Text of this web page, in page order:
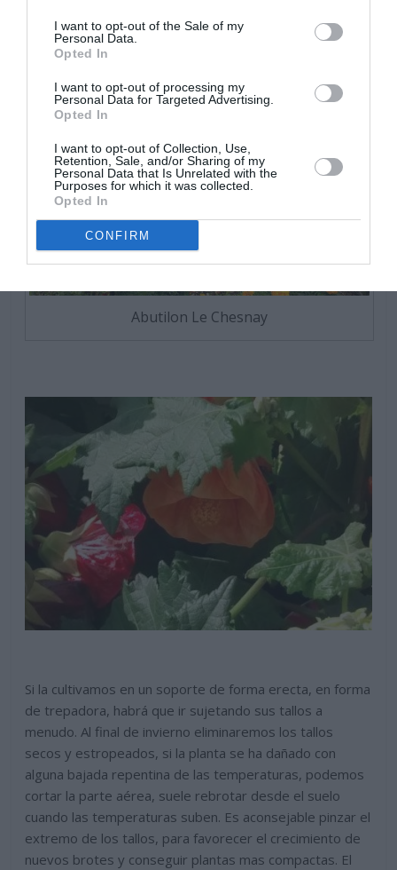
I want to opt-out of the Sale of my
Personal Data.
Opted In
I want to opt-out of processing my
Personal Data for Targeted Advertising.
Opted In
I want to opt-out of Collection, Use,
Retention, Sale, and/or Sharing of my
Personal Data that Is Unrelated with the
Purposes for which it was collected.
Opted In
CONFIRM
Abutilon Le Chesnay
Si la cultivamos en un soporte de forma erecta, en forma
de trepadora, habrá que ir sujetando sus tallos a
menudo. Al final de invierno eliminaremos los tallos
secos y estropeados, si la planta se ha dañado con
alguna bajada repentina de las temperaturas, podemos
cortar la parte aérea, suele rebrotar desde el suelo
cuando las temperaturas suben. Es aconsejable pinzar el
extremo de los tallos, para favorecer el crecimiento de
nuevos brotes y conseguir plantas mas compactas. El